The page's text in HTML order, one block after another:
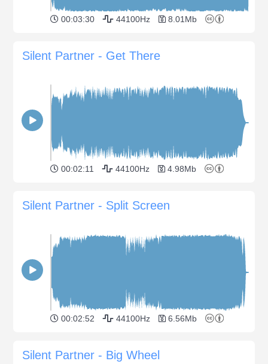
00:03:30 44100Hz 8.01Mb
Silent Partner - Get There
00:02:11 44100Hz 4.98Mb
Silent Partner - Split Screen
00:02:52 44100Hz 6.56Mb
Silent Partner - Big Wheel